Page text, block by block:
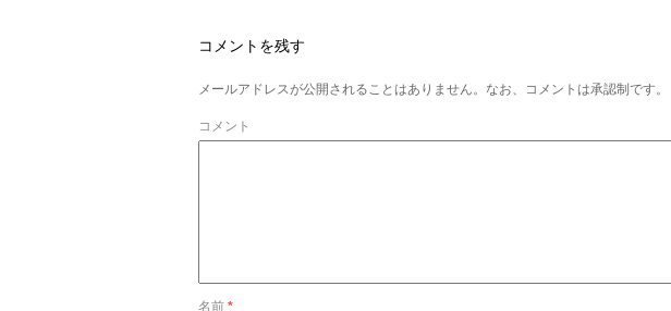
コメントを残す
メールアドレスが公開されることはありません。なお、コメントは承認制です。
コメント
名前 *